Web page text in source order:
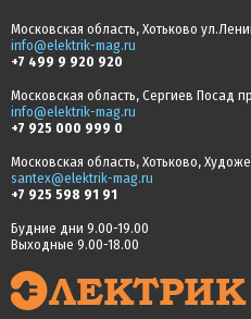
Московская область, Хотьково
info@elektrik-mag.ru
+7 499 9 920 920
Московская область, Сергиев Посад
info@elektrik-mag.ru
+7 925 000 999 0
Московская область, Хотьково,
santex@elektrik-mag.ru
+7 925 598 91 91
Будние дни 9.00-19.00
Выходные 9.00-18.00